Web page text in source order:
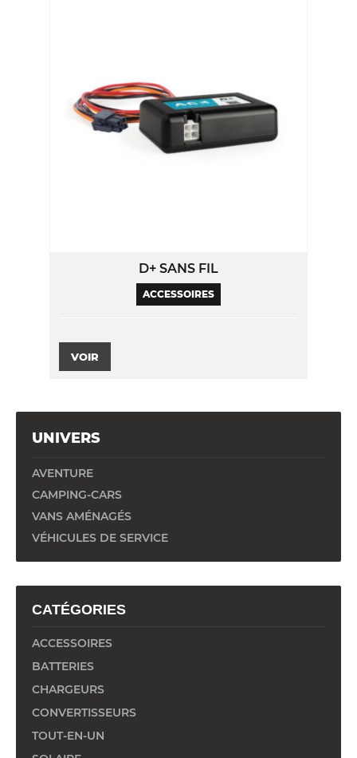
D+ SANS FIL
ACCESSOIRES
VOIR
UNIVERS
AVENTURE
CAMPING-CARS
VANS AMÉNAGÉS
VÉHICULES DE SERVICE
CATÉGORIES
ACCESSOIRES
BATTERIES
CHARGEURS
CONVERTISSEURS
TOUT-EN-UN